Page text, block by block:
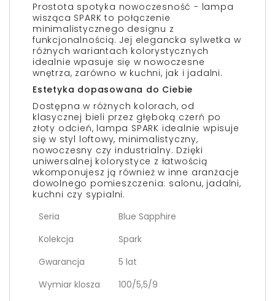
Prostota spotyka nowoczesność - lampa
wisząca SPARK to połączenie
minimalistycznego designu z
funkcjonalnością. Jej elegancka sylwetka w
różnych wariantach kolorystycznych
idealnie wpasuje się w nowoczesne
wnętrza, zarówno w kuchni, jak i jadalni.
Estetyka dopasowana do Ciebie
Dostępna w różnych kolorach, od
klasycznej bieli przez głęboką czerń po
złoty odcień, lampa SPARK idealnie wpisuje
się w styl loftowy, minimalistyczny,
nowoczesny czy industrialny. Dzięki
uniwersalnej kolorystyce z łatwością
wkomponujesz ją również w inne aranżacje
dowolnego pomieszczenia: salonu, jadalni,
kuchni czy sypialni.
Seria
Blue Sapphire
Kolekcja
Spark
Gwarancja
5 lat
Wymiar klosza
100/5,5/9